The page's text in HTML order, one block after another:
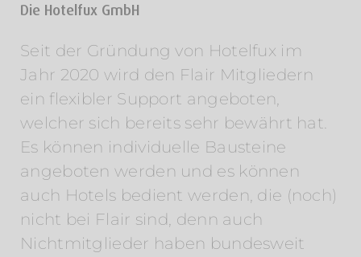
Die Hotelfux GmbH
Seit der Gründung von Hotelfux im
Jahr 2020 wird den Flair Mitgliedern
ein flexibler Support angeboten,
welcher sich bereits sehr bewährt hat.
Es können individuelle Bausteine
angeboten werden und es können
auch Hotels bedient werden, die (noch)
nicht bei Flair sind, denn auch
Nichtmitglieder haben bundesweit